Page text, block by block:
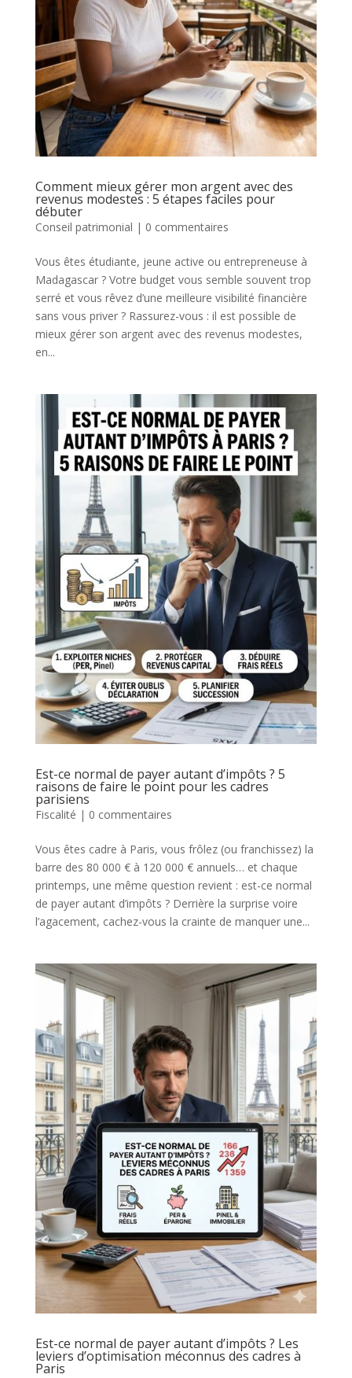
Comment mieux gérer mon argent avec des
revenus modestes : 5 étapes faciles pour
débuter
Conseil patrimonial | 0 commentaires
Vous êtes étudiante, jeune active ou entrepreneuse à
Madagascar ? Votre budget vous semble souvent trop
serré et vous rêvez d’une meilleure visibilité financière
sans vous priver ? Rassurez-vous : il est possible de
mieux gérer son argent avec des revenus modestes,
en...
Est-ce normal de payer autant d’impôts ? 5
raisons de faire le point pour les cadres
parisiens
Fiscalité | 0 commentaires
Vous êtes cadre à Paris, vous frôlez (ou franchissez) la
barre des 80 000 € à 120 000 € annuels… et chaque
printemps, une même question revient : est-ce normal
de payer autant d’impôts ? Derrière la surprise voire
l’agacement, cachez-vous la crainte de manquer une...
Est-ce normal de payer autant d’impôts ? Les
leviers d’optimisation méconnus des cadres à
Paris